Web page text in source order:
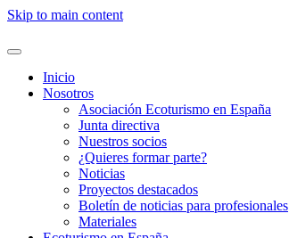
Skip to main content
Inicio
Nosotros
Asociación Ecoturismo en España
Junta directiva
Nuestros socios
¿Quieres formar parte?
Noticias
Proyectos destacados
Boletín de noticias para profesionales
Materiales